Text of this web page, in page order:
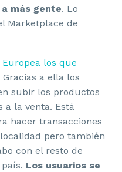
más gente. Lo
Marketplace de
Europea los que
Gracias a ella los
subir los productos
a la venta. Está
hacer transacciones
pero también
con el resto de
Los usuarios se